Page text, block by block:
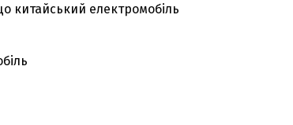
китайський електромобіль